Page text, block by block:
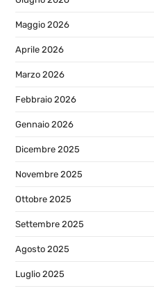
Maggio 2026
Aprile 2026
Marzo 2026
Febbraio 2026
Gennaio 2026
Dicembre 2025
Novembre 2025
Ottobre 2025
Settembre 2025
Agosto 2025
Luglio 2025